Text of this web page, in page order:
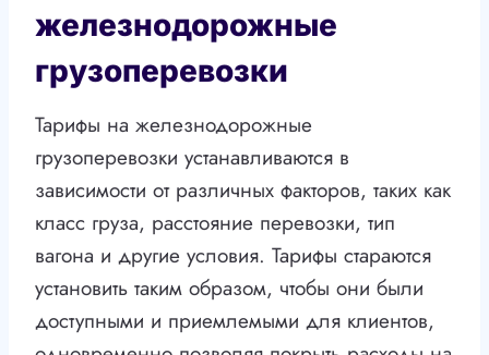
железнодорожные
грузоперевозки
Тарифы на железнодорожные
грузоперевозки устанавливаются в
зависимости от различных факторов, таких как
класс груза, расстояние перевозки, тип
вагона и другие условия. Тарифы стараются
установить таким образом, чтобы они были
доступными и приемлемыми для клиентов,